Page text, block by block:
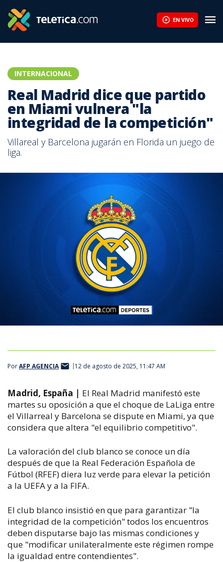
EN VIVO
INTERNACIONAL
Real Madrid dice que partido
en Miami vulnera "la
integridad de la competición"
Villareal y Barcelona jugarán en Florida un juego de
liga.
PorAFP AGENCIA 12 de agosto de 2025, 11:47 AM
Madrid, España | El Real Madrid manifestó este
martes su oposición a que el choque de LaLiga entre
el Villarreal y Barcelona se dispute en Miami, ya que
considera que altera "el equilibrio competitivo".
La valoración del club blanco se conoce un día
después de que la Real Federación Española de
Fútbol (RFEF) diera luz verde para elevar la petición
a la UEFA y a la FIFA.
El club blanco insistió en que para garantizar "la
integridad de la competición" todos los encuentros
deben disputarse bajo las mismas condiciones y
que "modificar unilateralmente este régimen rompe
la igualdad entre contendientes".